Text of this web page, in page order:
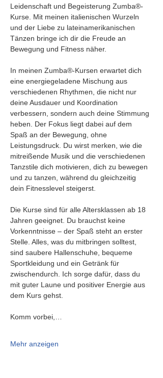
Leidenschaft und Begeisterung Zumba®-
Kurse. Mit meinen italienischen Wurzeln
und der Liebe zu lateinamerikanischen
Tänzen bringe ich dir die Freude an
Bewegung und Fitness näher.
In meinen Zumba®-Kursen erwartet dich
eine energiegeladene Mischung aus
verschiedenen Rhythmen, die nicht nur
deine Ausdauer und Koordination
verbessern, sondern auch deine Stimmung
heben. Der Fokus liegt dabei auf dem
Spaß an der Bewegung, ohne
Leistungsdruck. Du wirst merken, wie die
mitreißende Musik und die verschiedenen
Tanzstile dich motivieren, dich zu bewegen
und zu tanzen, während du gleichzeitig
dein Fitnesslevel steigerst.
Die Kurse sind für alle Altersklassen ab 18
Jahren geeignet. Du brauchst keine
Vorkenntnisse – der Spaß steht an erster
Stelle. Alles, was du mitbringen solltest,
sind saubere Hallenschuhe, bequeme
Sportkleidung und ein Getränk für
zwischendurch. Ich sorge dafür, dass du
mit guter Laune und positiver Energie aus
dem Kurs gehst.
Komm vorbei,…
Mehr anzeigen